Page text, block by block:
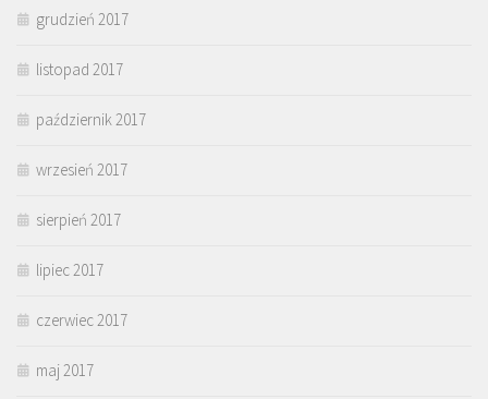
grudzień 2017
listopad 2017
październik 2017
wrzesień 2017
sierpień 2017
lipiec 2017
czerwiec 2017
maj 2017